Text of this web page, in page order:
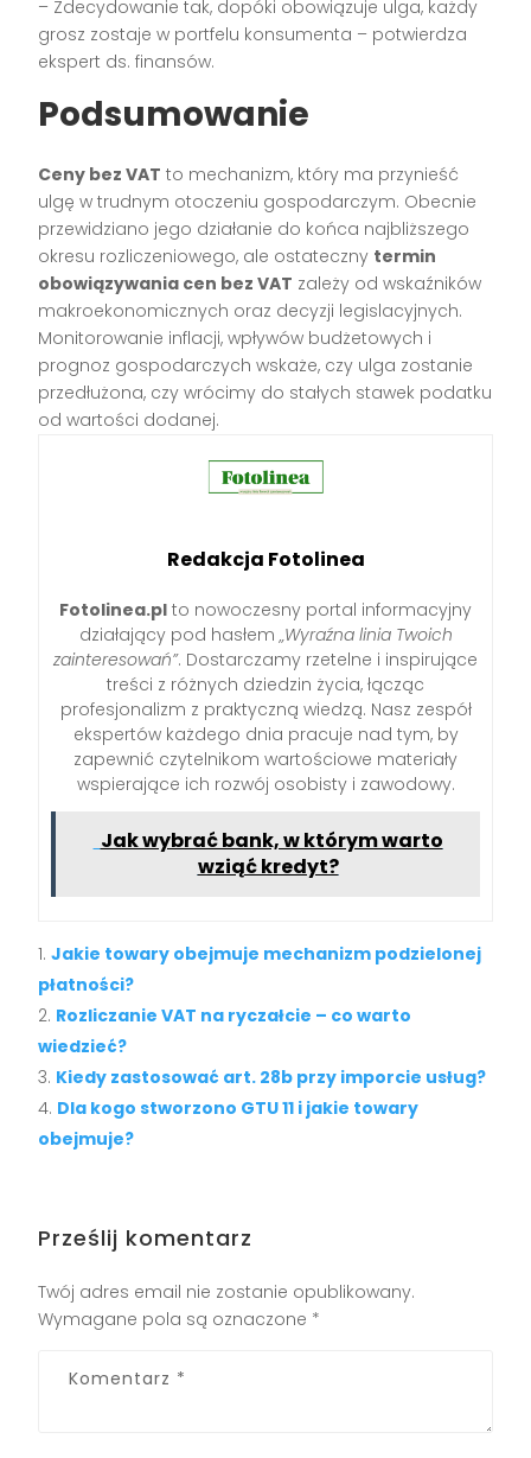
– Zdecydowanie tak, dopóki obowiązuje ulga, każdy
grosz zostaje w portfelu konsumenta – potwierdza
ekspert ds. finansów.
Podsumowanie
Ceny bez VAT to mechanizm, który ma przynieść
ulgę w trudnym otoczeniu gospodarczym. Obecnie
przewidziano jego działanie do końca najbliższego
okresu rozliczeniowego, ale ostateczny termin
obowiązywania cen bez VAT zależy od wskaźników
makroekonomicznych oraz decyzji legislacyjnych.
Monitorowanie inflacji, wpływów budżetowych i
prognoz gospodarczych wskaże, czy ulga zostanie
przedłużona, czy wrócimy do stałych stawek podatku
od wartości dodanej.
Redakcja Fotolinea
Fotolinea.pl to nowoczesny portal informacyjny
działający pod hasłem „Wyraźna linia Twoich
zainteresowań”. Dostarczamy rzetelne i inspirujące
treści z różnych dziedzin życia, łącząc
profesjonalizm z praktyczną wiedzą. Nasz zespół
ekspertów każdego dnia pracuje nad tym, by
zapewnić czytelnikom wartościowe materiały
wspierające ich rozwój osobisty i zawodowy.
Jak wybrać bank, w którym warto
wziąć kredyt?
Jakie towary obejmuje mechanizm podzielonej
płatności?
Rozliczanie VAT na ryczałcie – co warto
wiedzieć?
Kiedy zastosować art. 28b przy imporcie usług?
Dla kogo stworzono GTU 11 i jakie towary
obejmuje?
Prześlij komentarz
Twój adres email nie zostanie opublikowany.
Wymagane pola są oznaczone *